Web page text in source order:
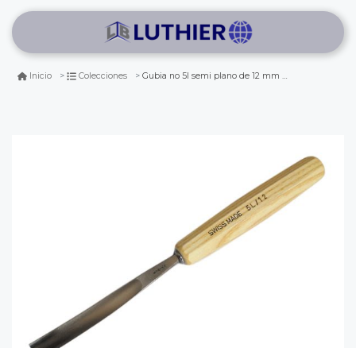
Inicio Colecciones Gubia no 5l semi plano de 12 mm de ancho para hacer cuchara o cuenco